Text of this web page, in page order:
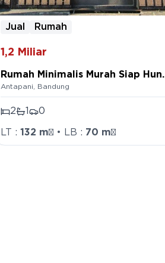
Jual Rumah
1,2 Miliar
Rumah Minimalis Murah Siap Huni
Di Komplek Antapani Bandung
Antapani Bandung
2 0
LT : 132 m² • LB : 70 m²